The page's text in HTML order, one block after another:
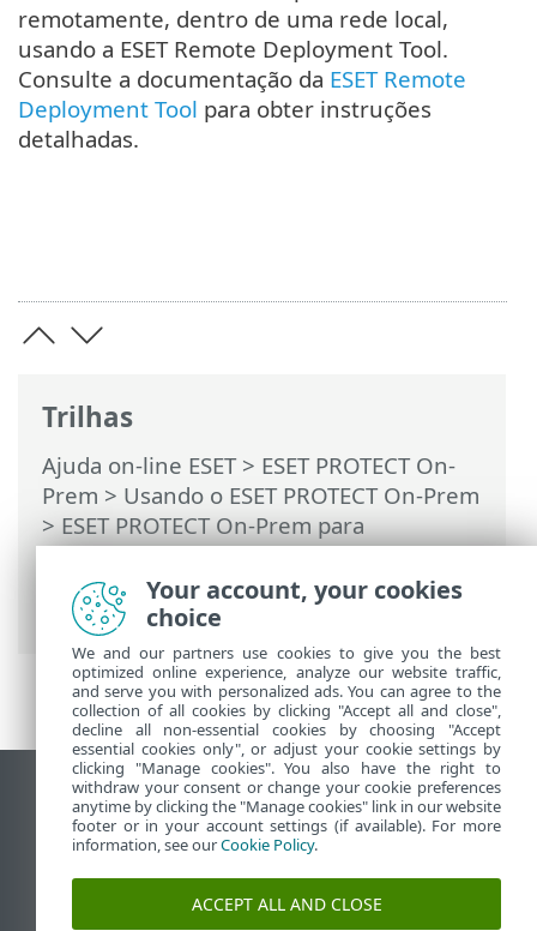
Trilhas
Ajuda on-line ESET> ESET PROTECT On-
Prem > Usando o ESET PROTECT On-Prem
> ESET PROTECT On-Prem para
Provedores de serviço gerenciados>
Processo de implantação para MSP>
Implantação remota do Agente
remotamente, dentro de uma rede local,
usando a ESET Remote Deployment Tool.
Consulte a documentação da ESET Remote
Deployment Tool para obter instruções
detalhadas.
Ver site para desktop
End of Life
Base de conhecimento ESET
Fórum ESET
ESET Status Portal
Your account, your cookies
choice
We and our partners use cookies to give you the best
optimized online experience, analyze our website traffic,
and serve you with personalized ads. You can agree to the
collection of all cookies by clicking "Accept all and close",
decline all non-essential cookies by choosing "Accept
essential cookies only", or adjust your cookie settings by
clicking "Manage cookies". You also have the right to
withdraw your consent or change your cookie preferences
anytime by clicking the "Manage cookies" link in our website
footer or in your account settings (if available). For more
information, see ourCookie Policy.
ACCEPT ALL AND CLOSE